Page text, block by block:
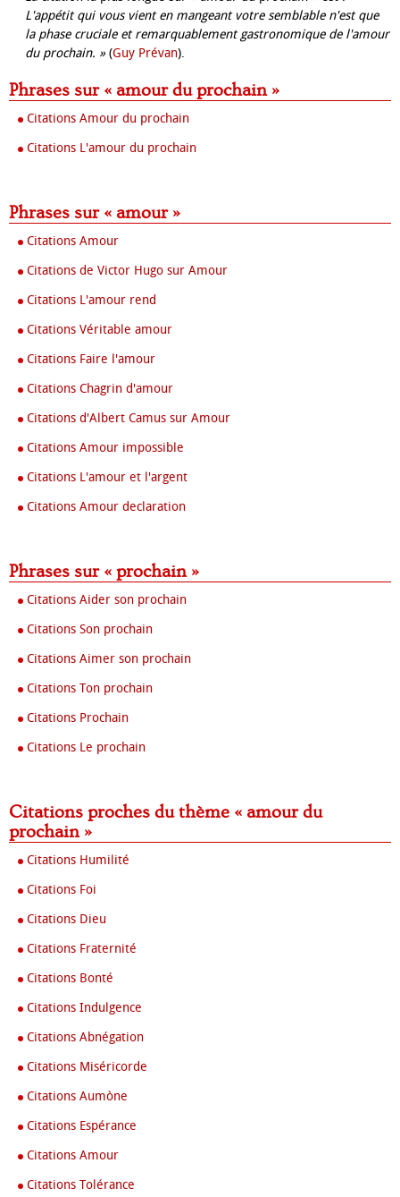
L'appétit qui vous vient en mangeant votre semblable n'est que
la phase cruciale et remarquablement gastronomique de l'amour
du prochain. »(Guy Prévan).
Phrases sur « amour du prochain »
Citations Amour du prochain
Citations L'amour du prochain
Phrases sur « amour »
Citations Amour
Citations de Victor Hugo sur Amour
Citations L'amour rend
Citations Véritable amour
Citations Faire l'amour
Citations Chagrin d'amour
Citations d'Albert Camus sur Amour
Citations Amour impossible
Citations L'amour et l'argent
Citations Amour declaration
Phrases sur « prochain »
Citations Aider son prochain
Citations Son prochain
Citations Aimer son prochain
Citations Ton prochain
Citations Prochain
Citations Le prochain
Citations proches du thème « amour du
prochain »
Citations Humilité
Citations Foi
Citations Dieu
Citations Fraternité
Citations Bonté
Citations Indulgence
Citations Abnégation
Citations Miséricorde
Citations Aumòne
Citations Espérance
Citations Amour
Citations Tolérance